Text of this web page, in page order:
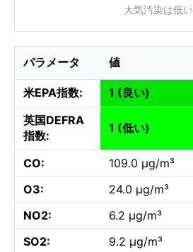
大気汚染は低い
パラメータ 値
米EPA指数:
1 (良い)
英国DEFRA
指数:
1 (低い)
CO:
109.0 µg/m³
O3:
24.0 µg/m³
NO2:
6.2 µg/m³
SO2:
9.2 µg/m³